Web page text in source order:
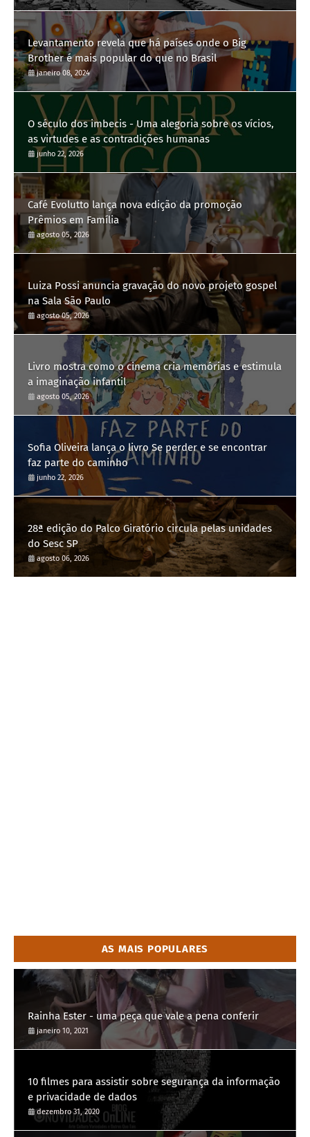
Levantamento revela que há países onde o Big
Brother é mais popular do que no Brasil
janeiro 08, 2024
O século dos imbecis - Uma alegoria sobre os vícios,
as virtudes e as contradições humanas
junho 22, 2026
Café Evolutto lança nova edição da promoção
Prêmios em Família
agosto 05, 2026
Luiza Possi anuncia gravação do novo projeto gospel
na Sala São Paulo
agosto 05, 2026
Livro mostra como o cinema cria memórias e estimula
a imaginação infantil
agosto 05, 2026
Sofia Oliveira lança o livro Se perder e se encontrar
faz parte do caminho
junho 22, 2026
28ª edição do Palco Giratório circula pelas unidades
do Sesc SP
agosto 06, 2026
AS MAIS POPULARES
Rainha Ester - uma peça que vale a pena conferir
janeiro 10, 2021
10 filmes para assistir sobre segurança da informação
e privacidade de dados
dezembro 31, 2020